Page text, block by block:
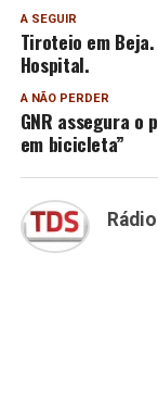
A SEGUIR
Tiroteio em
Hospital.
A NÃO PERDER
GNR assegura o
em bicicleta”